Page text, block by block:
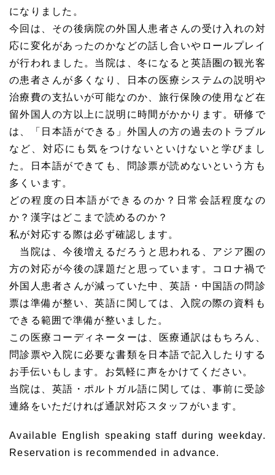
になりました。
今回は、その後病院の外国人患者さんの受け入れの対
応に変化があったのかなどの話し合いやロールプレイ
が行われました。当院は、冬になると英語圏の観光客
の患者さんが多くなり、日本の医療システムの説明や
治療費の支払いが可能なのか、旅行保険の使用など在
留外国人の方以上に説明に時間がかかります。研修で
は、「日本語ができる」外国人の方の過去のトラブル
など、対応にも気をつけないといけないと学びまし
た。日本語ができても、問診票が読めないという方も
多くいます。
どの程度の日本語ができるのか？日常会話程度なの
か？漢字はどこまで読めるのか？
私が対応する際は必ず確認します。
当院は、今後増えるだろうと思われる、アジア圏の
方の対応が今後の課題だと思っています。コロナ禍で
外国人患者さんが減っていた中、英語・中国語の問診
票は準備が整い、英語に関しては、入院の際の資料も
できる範囲で準備が整いました。
この医療コーディネーターは、医療通訳はもちろん、
問診票や入院に必要な書類を日本語で記入したりする
お手伝いもします。お気軽に声をかけてください。
当院は、英語・ポルトガル語に関しては、事前に受診
連絡をいただければ通訳対応スタッフがいます。
Available English speaking staff during weekday.
Reservation is recommended in advance.